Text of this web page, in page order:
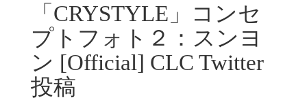
「CRYSTYLE」コンセ
プトフォト２：スンヨ
ン [Official] CLC Twitter
投稿